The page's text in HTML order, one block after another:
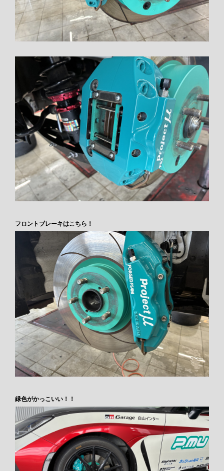
フロントブレーキはこちら！
緑色がかっこいい！！